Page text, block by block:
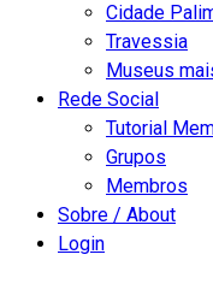
Cidade
Travessia
Museus
Rede Social
Tutorial
Grupos
Membros
Sobre / About
Login